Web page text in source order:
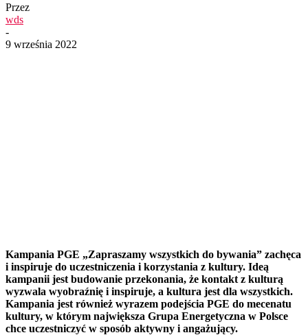
Przez
wds
-
9 września 2022
Kampania PGE „Zapraszamy wszystkich do bywania” zachęca
i inspiruje do uczestniczenia i korzystania z kultury. Ideą
kampanii jest budowanie przekonania, że kontakt z kulturą
wyzwala wyobraźnię i inspiruje, a kultura jest dla wszystkich.
Kampania jest również wyrazem podejścia PGE do mecenatu
kultury, w którym największa Grupa Energetyczna w Polsce
chce uczestniczyć w sposób aktywny i angażujący.